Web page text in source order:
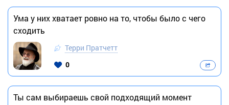
Ума у них хватает ровно на то, чтобы было с чего
сходить
Терри Пратчетт
0
Ты сам выбираешь свой подходящий момент